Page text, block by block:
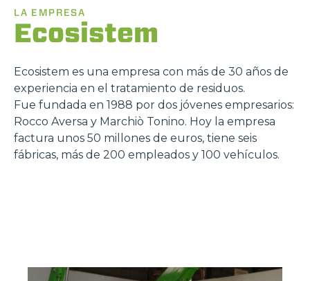
LA EMPRESA
Ecosistem
Ecosistem es una empresa con más de 30 años de
experiencia en el tratamiento de residuos.
Fue fundada en 1988 por dos jóvenes empresarios:
Rocco Aversa y Marchiò Tonino. Hoy la empresa
factura unos 50 millones de euros, tiene seis
fábricas, más de 200 empleados y 100 vehículos.